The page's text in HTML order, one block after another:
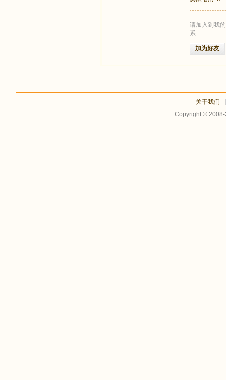
请加入到我
系
加为好友
关于我们
Copyright ©